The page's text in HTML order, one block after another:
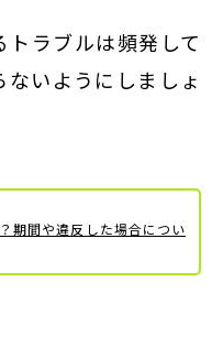
ラブルは頻発して
いようにしましょ
期間や違反した場合につい